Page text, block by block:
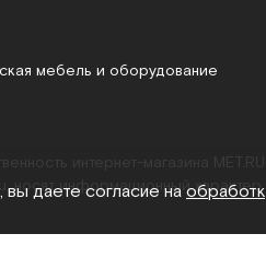
мебель и оборудование
интернет-магазина
, носят информационный характер
даете согласие на